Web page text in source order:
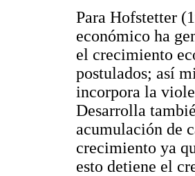
Para Hofstetter
económico ha
el crecimiento
postulados; así
incorpora la
Desarrolla
acumulación de
crecimiento ya
esto detiene el